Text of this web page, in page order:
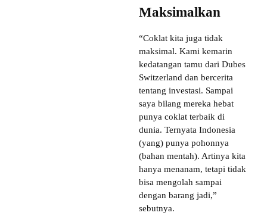
Maksimalkan
“Coklat kita juga tidak
maksimal. Kami kemarin
kedatangan tamu dari Dubes
Switzerland dan bercerita
tentang investasi. Sampai
saya bilang mereka hebat
punya coklat terbaik di
dunia. Ternyata Indonesia
(yang) punya pohonnya
(bahan mentah). Artinya kita
hanya menanam, tetapi tidak
bisa mengolah sampai
dengan barang jadi,”
sebutnya.